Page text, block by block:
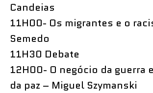
Candeias
11H00- Os migrantes e o
Semedo
11H30 Debate
12H00- O negócio da guerra
da paz – Miguel Szymanski